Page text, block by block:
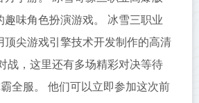
趣味角色扮演游戏。 冰雪三职业
顶尖游戏引擎技术开发制作的高清
战，这里还有多场精彩对决等待
全服。 他们可以立即参加这次前